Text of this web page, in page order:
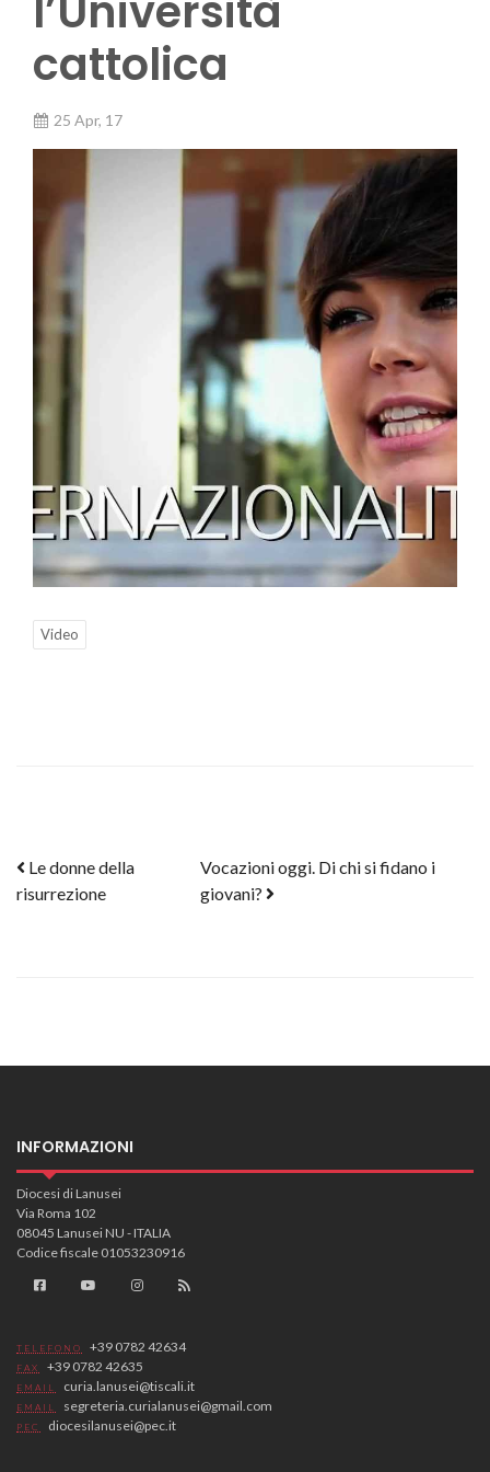
l’Università
cattolica
25 Apr, 17
Video
Post navigation
Le donne della
risurrezione
Vocazioni oggi. Di chi si fidano i
giovani?
INFORMAZIONI
Diocesi di Lanusei
Via Roma 102
08045 Lanusei NU - ITALIA
Codice fiscale 01053230916
TELEFONO +39 0782 42634
FAX +39 0782 42635
EMAIL curia.lanusei@tiscali.it
EMAIL segreteria.curialanusei@gmail.com
PEC diocesilanusei@pec.it